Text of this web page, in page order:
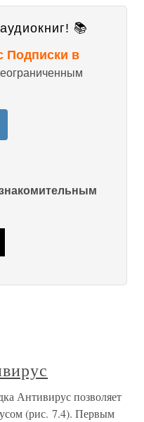
📚
Подписки в
Антивирус позволяет
(рис. 7.4). Первым